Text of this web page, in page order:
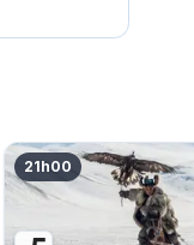
21h00